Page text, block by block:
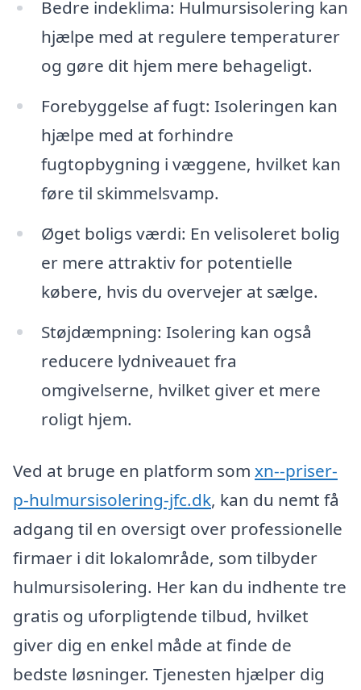
Bedre indeklima: Hulmursisolering kan
hjælpe med at regulere temperaturer
og gøre dit hjem mere behageligt.
Forebyggelse af fugt: Isoleringen kan
hjælpe med at forhindre
fugtopbygning i væggene, hvilket kan
føre til skimmelsvamp.
Øget boligs værdi: En velisoleret bolig
er mere attraktiv for potentielle
købere, hvis du overvejer at sælge.
Støjdæmpning: Isolering kan også
reducere lydniveauet fra
omgivelserne, hvilket giver et mere
roligt hjem.
Ved at bruge en platform som xn--priser-
p-hulmursisolering-jfc.dk, kan du nemt få
adgang til en oversigt over professionelle
firmaer i dit lokalområde, som tilbyder
hulmursisolering. Her kan du indhente tre
gratis og uforpligtende tilbud, hvilket
giver dig en enkel måde at finde de
bedste løsninger. Tjenesten hjælper dig